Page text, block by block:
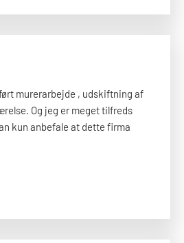
murerarbejde , udskiftning af
Og jeg er meget tilfreds
kun anbefale at dette firma